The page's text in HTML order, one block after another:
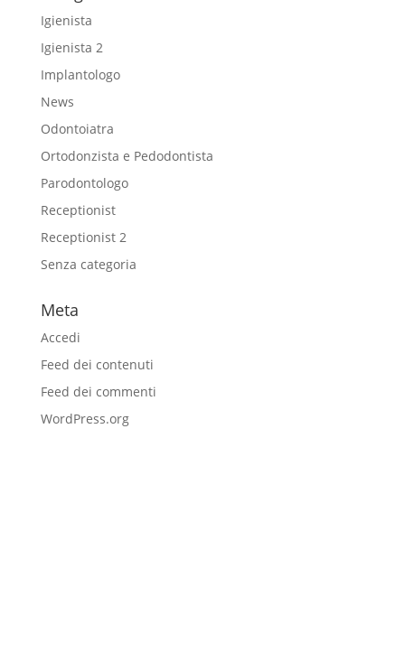
Igienista
Igienista 2
Implantologo
News
Odontoiatra
Ortodonzista e Pedodontista
Parodontologo
Receptionist
Receptionist 2
Senza categoria
Meta
Accedi
Feed dei contenuti
Feed dei commenti
WordPress.org